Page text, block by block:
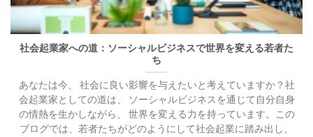
社会起業家への道：ソーシャルビジネスで世界を変える若者た
ち
あなたは今、 社会に良い影響を与えたいと考えていますか？社
会起業家としての道は、 ソーシャルビジネスを通じて自分自身
の情熱を生かしながら、 世界を変える力を持っています。この
ブログでは、若者たちがどのようにして社会起業に踏み出し、